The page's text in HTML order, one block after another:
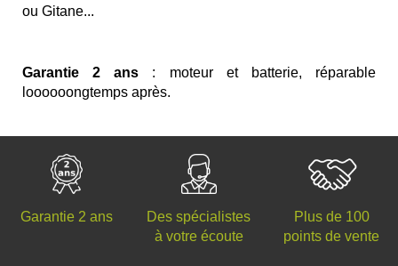
ou Gitane...
Garantie 2 ans : moteur et batterie, réparable
loooooongtemps après.
Garantie 2 ans
Des spécialistes
à votre écoute
Plus de 100
points de vente